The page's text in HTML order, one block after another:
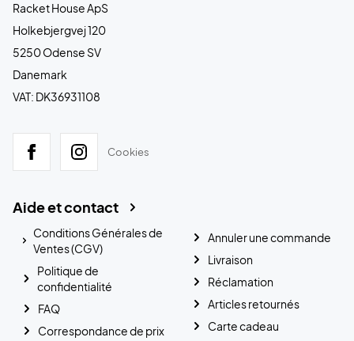
Racket House ApS
Holkebjergvej 120
5250 Odense SV
Danemark
VAT: DK36931108
Cookies
Aide et contact
Conditions Générales de
Ventes (CGV)
Politique de
confidentialité
FAQ
Correspondance de prix
Annuler une commande
Livraison
Réclamation
Articles retournés
Carte cadeau